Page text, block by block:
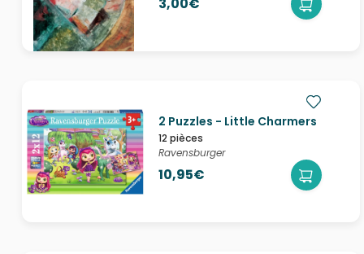
2 Puzzles - Little Charmers
12 pièces
Ravensburger
10,95€